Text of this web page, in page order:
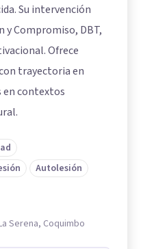
Su intervención
y Compromiso, DBT,
Ofrece
trayectoria en
en contextos
Autolesión
Serena, Coquimbo